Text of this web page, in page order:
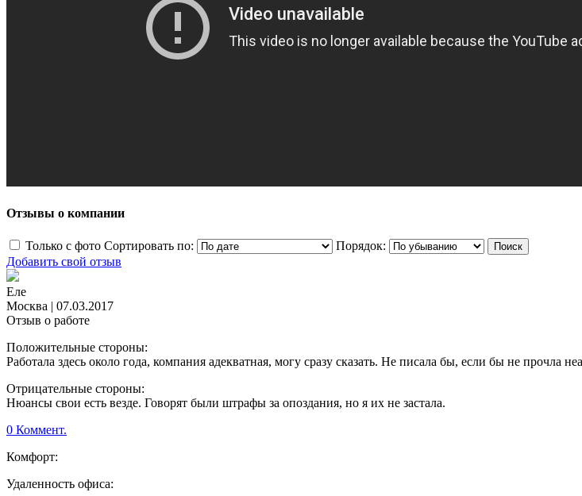
Отзывы о компании
Только с фото Сортировать по:
Порядок:
Добавить свой отзыв
Eле
Москва | 07.03.2017
Отзыв о работе
Положительные стороны:
Работала здесь около года, компания адекватная, могу сразу сказать. Не писала бы, если бы не прочла
Отрицательные стороны:
Нюансы свои есть везде. Говорят были штрафы за опоздания, но я их не застала.
0 Коммент.
Комфорт:
Удаленность офиса: